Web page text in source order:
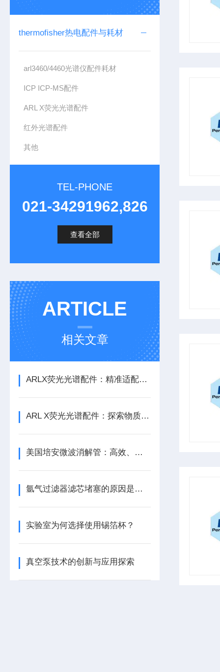
thermofisher热电配件与耗材
arl3460/4460光谱仪配件耗材
ICP ICP-MS配件
ARL X荧光光谱配件
红外光谱配件
其他
TEL-PHONE
021-34291962,826
查看全部
ARTICLE
相关文章
ARLX荧光光谱配件：精准适配，保障光谱检测高效稳定运行
ARL X荧光光谱配件：探索物质成分的精准工具
美国培安微波消解管：高效、安全且环保的样品前处理解决方案
氩气过滤器滤芯堵塞的原因是什么？
实验室为何选择使用锡箔杯？
真空泵技术的创新与应用探索